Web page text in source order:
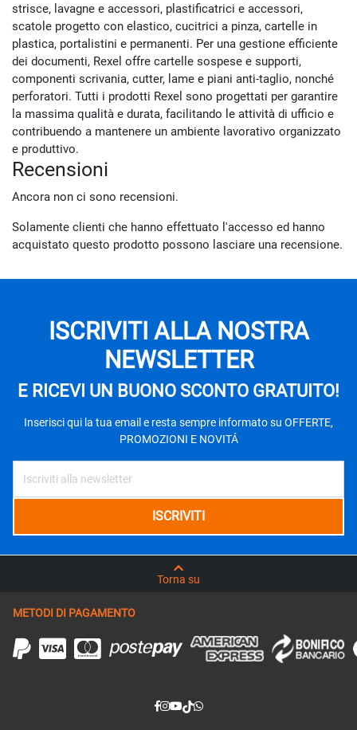
strisce, lavagne e accessori, plastificatrici e accessori,
scatole progetto con elastico, cucitrici a pinza, cartelle in
plastica, portalistini e permanenti. Per una gestione efficiente
dei documenti, Rexel offre cartelle sospese e supporti,
componenti scrivania, cutter, lame e piani anti-taglio, nonché
perforatori. Tutti i prodotti Rexel sono progettati per garantire
la massima qualità e durata, facilitando le attività di ufficio e
contribuendo a mantenere un ambiente lavorativo organizzato
e produttivo.
Recensioni
Ancora non ci sono recensioni.
Solamente clienti che hanno effettuato l'accesso ed hanno
acquistato questo prodotto possono lasciare una recensione.
ISCRIVITI ALLA NOSTRA
NEWSLETTER
E RICEVI UN BUONO SCONTO GRATUITO!
Inserisci qui la tua email e resta sempre informato su OFFERTE,
PROMOZIONI E NOVITÁ
Torna su
METODI DI PAGAMENTO